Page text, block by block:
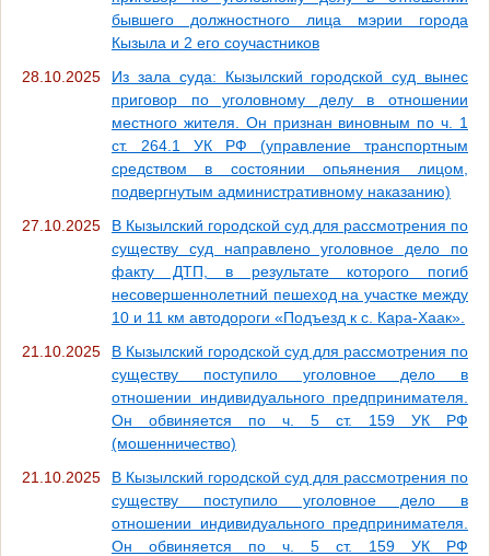
бывшего должностного лица мэрии города
Кызыла и 2 его соучастников
28.10.2025
Из зала суда: Кызылский городской суд вынес
приговор по уголовному делу в отношении
местного жителя. Он признан виновным по ч. 1
ст. 264.1 УК РФ (управление транспортным
средством в состоянии опьянения лицом,
подвергнутым административному наказанию)
27.10.2025
В Кызылский городской суд для рассмотрения по
существу суд направлено уголовное дело по
факту ДТП, в результате которого погиб
несовершеннолетний пешеход на участке между
10 и 11 км автодороги «Подъезд к с. Кара-Хаак».
21.10.2025
В Кызылский городской суд для рассмотрения по
существу поступило уголовное дело в
отношении индивидуального предпринимателя.
Он обвиняется по ч. 5 ст. 159 УК РФ
(мошенничество)
21.10.2025
В Кызылский городской суд для рассмотрения по
существу поступило уголовное дело в
отношении индивидуального предпринимателя.
Он обвиняется по ч. 5 ст. 159 УК РФ